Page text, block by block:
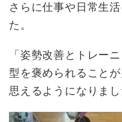
さらに仕事や日常生
た。
「姿勢改善とトレー
型を褒められること
思えるようになりまし